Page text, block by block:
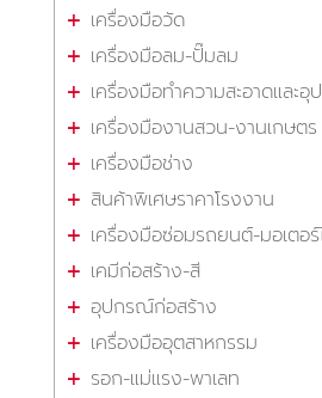
เครื่องมือวัด
เครื่องมือลม-ปั๊มลม
เครื่องมือทำความสะอาดและ
เครื่องมืองานสวน-งานเกษตร
เครื่องมือช่าง
สินค้าพิเศษราคาโรงงาน
เครื่องมือซ่อมรถยนต์-มอเตอ
เคมีก่อสร้าง-สี
อุปกรณ์ก่อสร้าง
เครื่องมืออุตสาหกรรม
รอก-แม่แรง-พาเลท